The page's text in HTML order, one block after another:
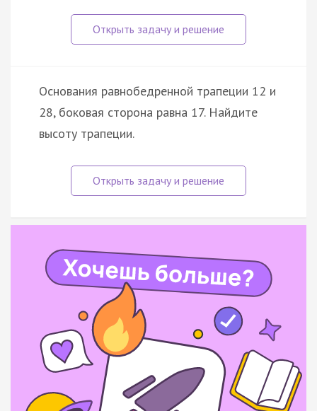
Основания равнобедренной трапеции 12 и
28, боковая сторона равна 17. Найдите
высоту трапеции.